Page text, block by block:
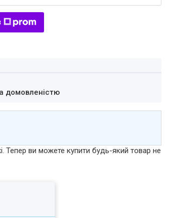
домовленістю
Тепер ви можете купити будь-який товар не